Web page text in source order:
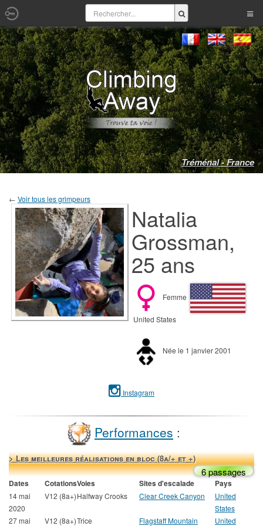
Tréménal - France
← Voir tous les grimpeurs
Natalia
Grossman,
25 ans
Femme
United States
Née le 1 janvier 2001
Instagram
Performances :
> Les meilleures réalisations en bloc (8a/+ et +)
6 passages
Dates CotationsVoies Sites d'escalade Pays
14 mai
2020
V12 (8a+)Halfway Crooks Clear Creek Canyon
United
States
27 mai
V12 (8a+)Trice Flagstaff Mountain United